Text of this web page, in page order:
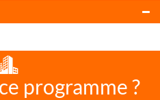
programme ?